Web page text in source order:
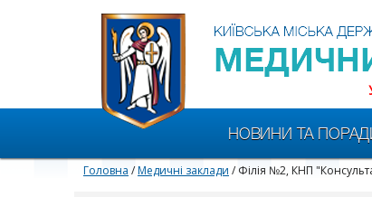
НОВИНИ ТА
Головна /Медичні заклади / Філія №2, КНП